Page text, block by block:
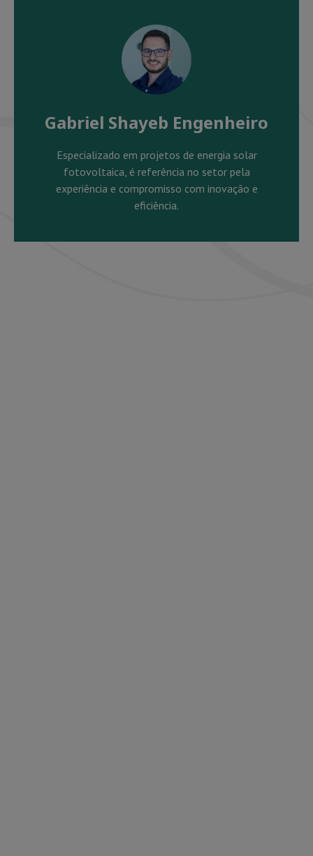
Gabriel Shayeb Engenheiro
Especializado em projetos de energia solar
fotovoltaica, é referência no setor pela
experiência e compromisso com inovação e
eficiência.